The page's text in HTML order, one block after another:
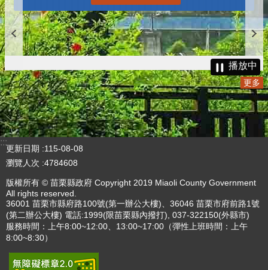
播放中
更多
:::
更新日期
115-08-08
瀏覽人次 4784608
版權所有 © 苗栗縣政府 Copyright 2019 Miaoli County Government
All rights reserved.
36001 苗栗市縣府路100號(第一辦公大樓)、36046 苗栗市府前路1號
(第二辦公大樓) 電話:1999(限苗栗縣內撥打), 037-322150(外縣市)
服務時間：上午8:00~12:00、13:00~17:00（彈性上班時間：上午
8:00~8:30）